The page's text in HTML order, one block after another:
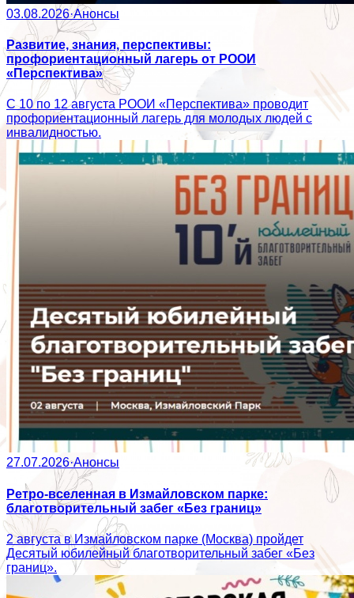
03.08.2026·Анонсы
Развитие, знания, перспективы:
профориентационный лагерь от РООИ
«Перспектива»
С 10 по 12 августа РООИ «Перспектива» проводит
профориентационный лагерь для молодых людей с
инвалидностью.
27.07.2026·Анонсы
Ретро-вселенная в Измайловском парке:
благотворительный забег «Без границ»
2 августа в Измайловском парке (Москва) пройдет
Десятый юбилейный благотворительный забег «Без
границ».